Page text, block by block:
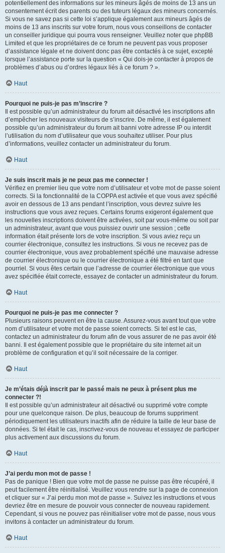
potentiellement des informations sur les mineurs âgés de moins de 13 ans un
consentement écrit des parents ou des tuteurs légaux des mineurs concernés.
Si vous ne savez pas si cette loi s’applique également aux mineurs âgés de
moins de 13 ans inscrits sur votre forum, nous vous conseillons de contacter
un conseiller juridique qui pourra vous renseigner. Veuillez noter que phpBB
Limited et que les propriétaires de ce forum ne peuvent pas vous proposer
d’assistance légale et ne doivent donc pas être contactés à ce sujet, excepté
lorsque l’assistance porte sur la question « Qui dois-je contacter à propos de
problèmes d’abus ou d’ordres légaux liés à ce forum ? ».
Haut
Pourquoi ne puis-je pas m’inscrire ?
Il est possible qu’un administrateur du forum ait désactivé les inscriptions afin
d’empêcher les nouveaux visiteurs de s’inscrire. De même, il est également
possible qu’un administrateur du forum ait banni votre adresse IP ou interdit
l’utilisation du nom d’utilisateur que vous souhaitez utiliser. Pour plus
d’informations, veuillez contacter un administrateur du forum.
Haut
Je suis inscrit mais je ne peux pas me connecter !
Vérifiez en premier lieu que votre nom d’utilisateur et votre mot de passe soient
corrects. Si la fonctionnalité de la COPPA est activée et que vous avez spécifié
avoir en dessous de 13 ans pendant l’inscription, vous devrez suivre les
instructions que vous avez reçues. Certains forums exigeront également que
les nouvelles inscriptions doivent être activées, soit par vous-même ou soit par
un administrateur, avant que vous puissiez ouvrir une session ; cette
information était présente lors de votre inscription. Si vous aviez reçu un
courrier électronique, consultez les instructions. Si vous ne recevez pas de
courrier électronique, vous avez probablement spécifié une mauvaise adresse
de courrier électronique ou le courrier électronique a été filtré en tant que
pourriel. Si vous êtes certain que l’adresse de courrier électronique que vous
avez spécifiée était correcte, essayez de contacter un administrateur du forum.
Haut
Pourquoi ne puis-je pas me connecter ?
Plusieurs raisons peuvent en être la cause. Assurez-vous avant tout que votre
nom d’utilisateur et votre mot de passe soient corrects. Si tel est le cas,
contactez un administrateur du forum afin de vous assurer de ne pas avoir été
banni. Il est également possible que le propriétaire du site internet ait un
problème de configuration et qu’il soit nécessaire de la corriger.
Haut
Je m’étais déjà inscrit par le passé mais ne peux à présent plus me
connecter ?!
Il est possible qu’un administrateur ait désactivé ou supprimé votre compte
pour une quelconque raison. De plus, beaucoup de forums suppriment
périodiquement les utilisateurs inactifs afin de réduire la taille de leur base de
données. Si tel était le cas, inscrivez-vous de nouveau et essayez de participer
plus activement aux discussions du forum.
Haut
J’ai perdu mon mot de passe !
Pas de panique ! Bien que votre mot de passe ne puisse pas être récupéré, il
peut facilement être réinitialisé. Veuillez vous rendre sur la page de connexion
et cliquer sur « J’ai perdu mon mot de passe ». Suivez les instructions et vous
devriez être en mesure de pouvoir vous connecter de nouveau rapidement.
Cependant, si vous ne pouvez pas réinitialiser votre mot de passe, nous vous
invitons à contacter un administrateur du forum.
Haut